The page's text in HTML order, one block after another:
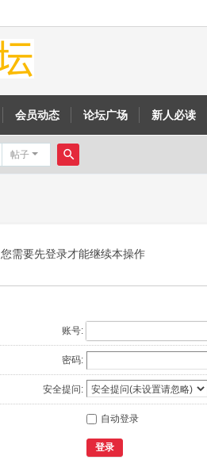
会员动态 论坛广场 新人必读
帖子
搜
您需要先登录才能继续本操作
账号:
密码:
安全提问:
自动登录
登录